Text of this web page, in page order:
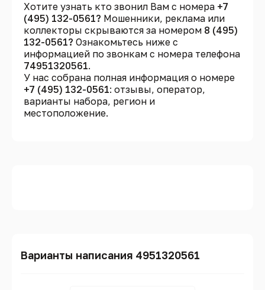
Хотите узнать кто звонил Вам с номера +7
(495) 132-0561? Мошенники, реклама или
коллекторы скрываются за номером 8 (495)
132-0561? Ознакомьтесь ниже с
информацией по звонкам с номера телефона
74951320561.
У нас собрана полная информация о номере
+7 (495) 132-0561: отзывы, оператор,
варианты набора, регион и
местоположение.
Варианты написания 4951320561